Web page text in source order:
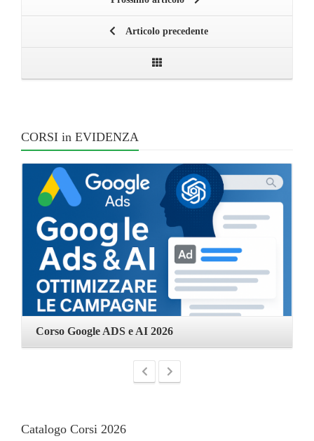
Articolo precedente
CORSI in EVIDENZA
Corso Google ADS e AI 2026
Catalogo Corsi 2026